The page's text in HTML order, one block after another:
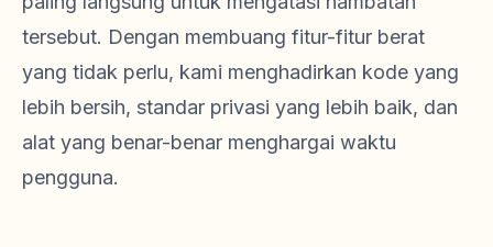
tersebut. Dengan membuang fitur-fitur berat
yang tidak perlu, kami menghadirkan kode yang
lebih bersih, standar privasi yang lebih baik, dan
alat yang benar-benar menghargai waktu
pengguna.